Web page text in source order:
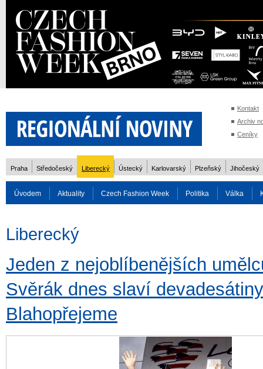
Kontakt
Archiv
Ceníky
Praha Středočeský Liberecký Ústecký Karlovarský Plzeňský Jihočeský
Úvodem Aktuality Czech Fashion Week Politika Válka
Liberecký
Jeden z nejoblíbenějších
Svěrák dnes slaví
Blahopřejeme